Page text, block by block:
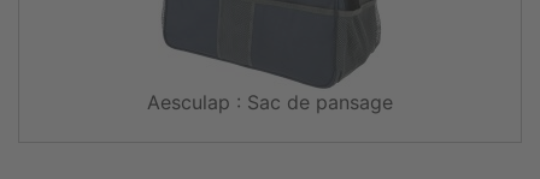
Aesculap : Sac de pansage